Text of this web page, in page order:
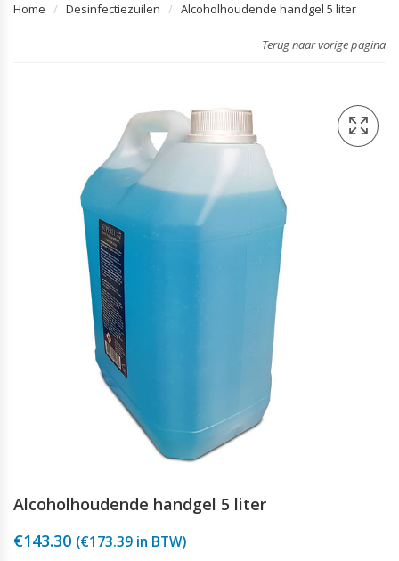
Home Desinfectiezuilen Alcoholhoudende handgel 5 liter
Terug naar vorige pagina
Alcoholhoudende handgel 5 liter
€143.30 (€173.39 in BTW)